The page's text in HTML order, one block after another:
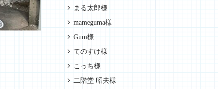
まる太郎様
mameguma様
Gum様
てのすけ様
こっち様
二階堂 昭夫様